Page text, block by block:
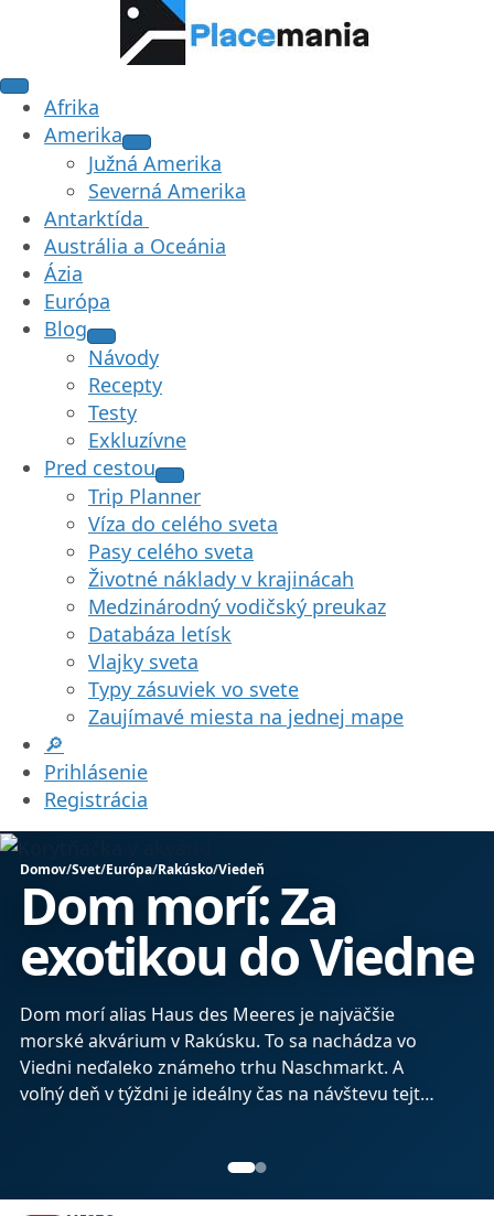
Afrika
Amerika
Južná Amerika
Severná Amerika
Antarktída
Austrália a Oceánia
Ázia
Európa
Blog
Návody
Recepty
Testy
Exkluzívne
Pred cestou
Trip Planner
Víza do celého sveta
Pasy celého sveta
Životné náklady v krajinácah
Medzinárodný vodičský preukaz
Databáza letísk
Vlajky sveta
Typy zásuviek vo svete
Zaujímavé miesta na jednej mape
🔎
Prihlásenie
Registrácia
Domov/Svet/Európa/Rakúsko/Viedeň
Dom morí: Za
exotikou do Viedne
Dom morí alias Haus des Meeres je najväčšie
morské akvárium v Rakúsku. To sa nachádza vo
Viedni neďaleko známeho trhu Naschmarkt. A
voľný deň v týždni je ideálny čas na návštevu tejto